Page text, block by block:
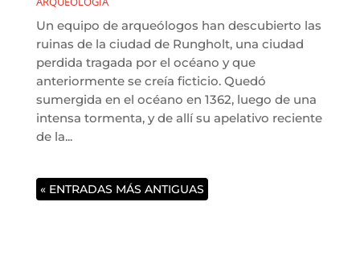
Un equipo de arqueólogos han descubierto las
ruinas de la ciudad de Rungholt, una ciudad
perdida tragada por el océano y que
anteriormente se creía ficticio. Quedó
sumergida en el océano en 1362, luego de una
intensa tormenta, y de allí su apelativo reciente
de la...
« ENTRADAS MÁS ANTIGUAS